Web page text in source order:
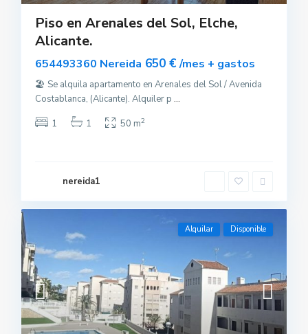
Piso en Arenales del Sol, Elche,
Alicante.
654493360 Nereida 650 €/mes + gastos
🏖 Se alquila apartamento en Arenales del Sol / Avenida
Costablanca, (Alicante). Alquiler p ...
1
1 50 m2
nereida1
Alquilar Disponible